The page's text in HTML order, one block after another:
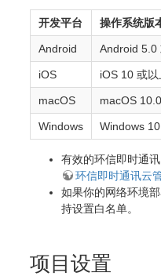
开发平台 操作系统版
Android Android 5.0
iOS iOS 10 或以
macOS macOS
Windows Windows
有效的环信即时通
环信即时通讯云
如果你的网络环境
持设置白名单。
项目设置